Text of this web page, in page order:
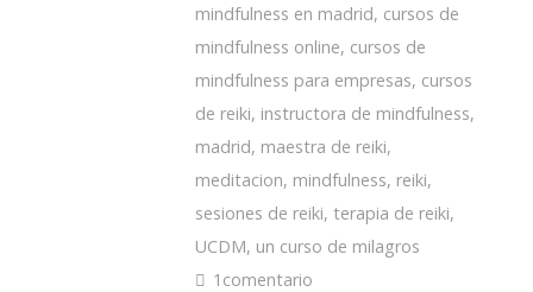
mindfulness en madrid, cursos de
mindfulness online, cursos de
mindfulness para empresas, cursos
de reiki, instructora de mindfulness,
madrid, maestra de reiki,
meditacion, mindfulness, reiki,
sesiones de reiki, terapia de reiki,
UCDM, un curso de milagros
1 comentario